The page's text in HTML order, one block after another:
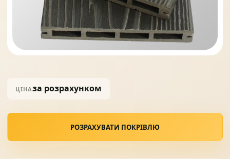
Навіси з полікарбонату
ЦІНАза розрахунком
РОЗРАХУВАТИ ПОКРІВЛЮ